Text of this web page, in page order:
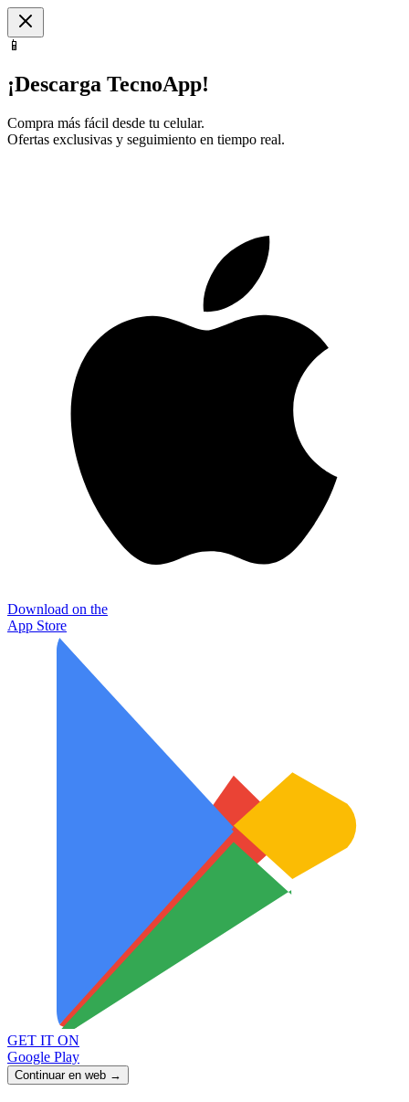
📱
¡Descarga TecnoApp!
Compra más fácil desde tu celular.
Ofertas exclusivas y seguimiento en tiempo real.
Download on the
App Store
GET IT ON
Google Play
Continuar en web →